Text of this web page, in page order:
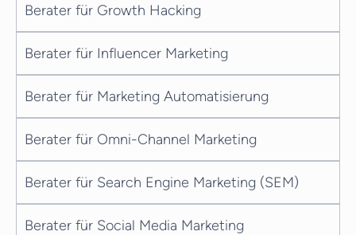
Berater für Growth Hacking
Berater für Influencer Marketing
Berater für Marketing Automatisierung
Berater für Omni-Channel Marketing
Berater für Search Engine Marketing (SEM)
Berater für Social Media Marketing